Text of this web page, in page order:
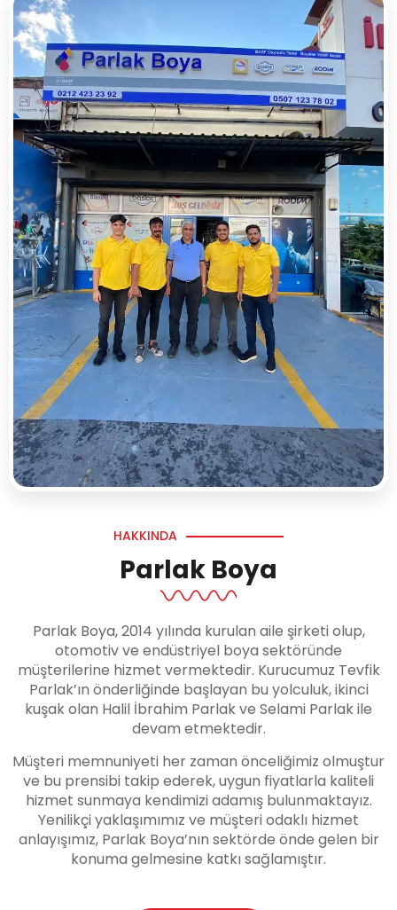
HAKKINDA
Parlak Boya
Parlak Boya, 2014 yılında kurulan aile şirketi olup,
otomotiv ve endüstriyel boya sektöründe
müşterilerine hizmet vermektedir. Kurucumuz Tevfik
Parlak’ın önderliğinde başlayan bu yolculuk, ikinci
kuşak olan Halil İbrahim Parlak ve Selami Parlak ile
devam etmektedir.
Müşteri memnuniyeti her zaman önceliğimiz olmuştur
ve bu prensibi takip ederek, uygun fiyatlarla kaliteli
hizmet sunmaya kendimizi adamış bulunmaktayız.
Yenilikçi yaklaşımımız ve müşteri odaklı hizmet
anlayışımız, Parlak Boya’nın sektörde önde gelen bir
konuma gelmesine katkı sağlamıştır.